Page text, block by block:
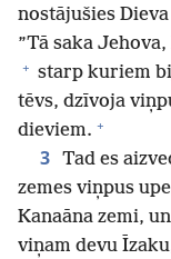
nostājušies
”Tā saka
+ starp kuriem
tēvs, dzīvoja
dieviem. +
3 Tad es
zemes viņpus
Kanaāna zemi,
viņam devu